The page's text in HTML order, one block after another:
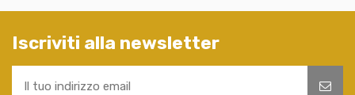
Iscriviti alla newsletter